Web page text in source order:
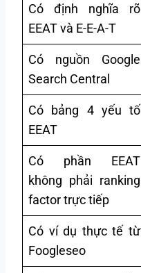
Có định nghĩa rõ
EEAT và E-E-A-T
Có nguồn Google
Search Central
Có bảng 4 yếu tố
EEAT
Có phần EEAT
không phải ranking
factor trực tiếp
Có ví dụ thực tế từ
Foogleseo